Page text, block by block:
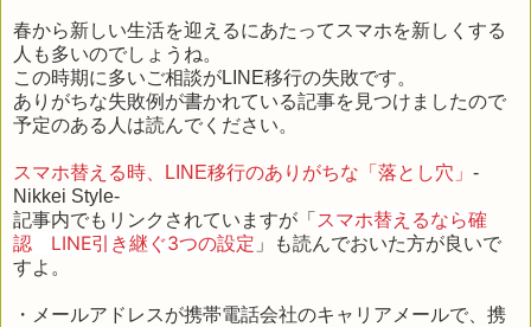
春から新しい生活を迎えるにあたってスマホを新しくする
人も多いのでしょうね。
この時期に多いご相談がLINE移行の失敗です。
ありがちな失敗例が書かれている記事を見つけましたので
予定のある人は読んでください。
スマホ替える時、LINE移行のありがちな「落とし穴」 -
Nikkei Style-
記事内でもリンクされていますが「 スマホ替えるなら確
認 LINE引き継ぐ3つの設定 」も読んでおいた方が良いで
すよ。
・メールアドレスが携帯電話会社のキャリアメールで、携